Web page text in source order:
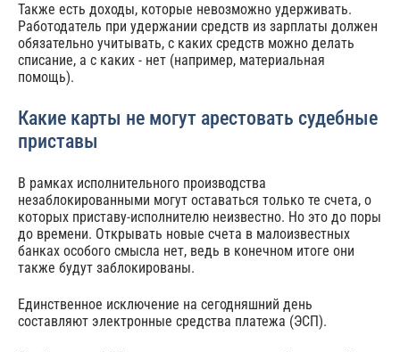
Также есть доходы, которые невозможно удерживать.
Работодатель при удержании средств из зарплаты должен
обязательно учитывать, с каких средств можно делать
списание, а с каких - нет (например, материальная
помощь).
Какие карты не могут арестовать судебные
приставы
В рамках исполнительного производства
незаблокированными могут оставаться только те счета, о
которых приставу-исполнителю неизвестно. Но это до поры
до времени. Открывать новые счета в малоизвестных
банках особого смысла нет, ведь в конечном итоге они
также будут заблокированы.
Единственное исключение на сегодняшний день
составляют электронные средства платежа (ЭСП).